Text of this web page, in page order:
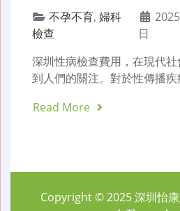
不孕不育, 婦科
檢查
日
深圳性病檢查費用，在現代
到人們的關注。對於性傳播
Read More
Copyright © 2025深圳怡